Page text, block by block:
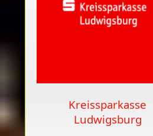
Kreissparkasse
Ludwigsburg